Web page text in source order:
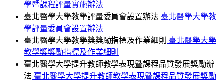
學暨課程評量實施辦法
臺北醫學大學教學評量委員會設置辦法 臺北醫學大學教
學評量委員會設置辦法
臺北醫學大學教學獎獎勵指標及作業細則 臺北醫學大學
教學獎獎勵指標及作業細則
臺北醫學大學提升教師教學表現暨課程品質發展獎勵辦
法 臺北醫學大學提升教師教學表現暨課程品質發展獎勵